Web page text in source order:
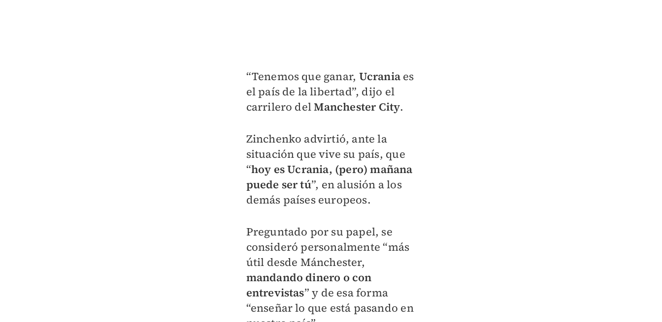
“Tenemos que ganar, Ucrania es
el país de la libertad”, dijo el
carrilero delManchester City.
Zinchenko advirtió, ante la
situación que vive su país, que
“hoy es Ucrania, (pero) mañana
puede ser tú”, en alusión a los
demás países europeos.
Preguntado por su papel, se
consideró personalmente “más
útil desde Mánchester,
mandando dinero o con
entrevistas” y de esa forma
“enseñar lo que está pasando en